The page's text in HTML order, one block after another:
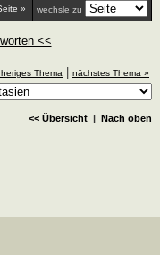
» wechsle zu
<<
Thema nächstes Thema »
<< Übersicht | Nach oben